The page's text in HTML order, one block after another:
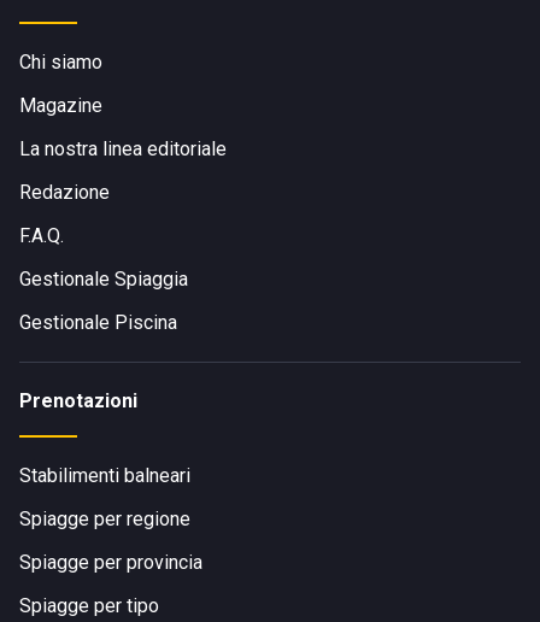
Chi siamo
Magazine
La nostra linea editoriale
Redazione
F.A.Q.
Gestionale Spiaggia
Gestionale Piscina
Prenotazioni
Stabilimenti balneari
Spiagge per regione
Spiagge per provincia
Spiagge per tipo